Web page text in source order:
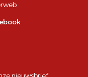
nieuwsbrief